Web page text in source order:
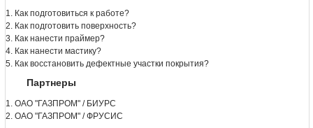
1. Как подготовиться к работе?
2. Как подготовить поверхность?
3. Как нанести праймер?
4. Как нанести мастику?
5. Как восстановить дефектные участки покрытия?
Партнеры
1. ОАО "ГАЗПРОМ" / БИУРС
2. ОАО "ГАЗПРОМ" / ФРУСИС